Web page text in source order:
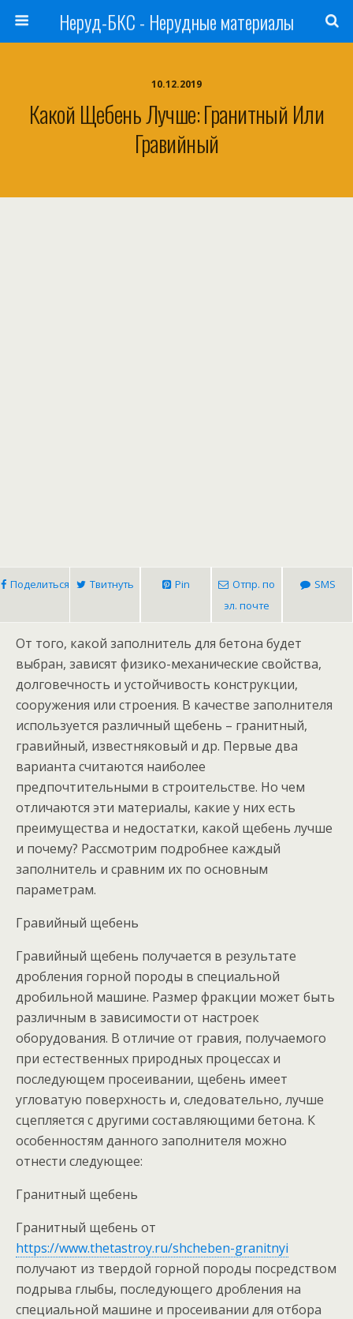
Неруд-БКС - Нерудные материалы
10.12.2019
Какой Щебень Лучше: Гранитный Или
Гравийный
Поделиться Твитнуть Pin
Отпр. по
эл. почте
SMS
От того, какой заполнитель для бетона будет
выбран, зависят физико-механические свойства,
долговечность и устойчивость конструкции,
сооружения или строения. В качестве заполнителя
используется различный щебень – гранитный,
гравийный, известняковый и др. Первые два
варианта считаются наиболее
предпочтительными в строительстве. Но чем
отличаются эти материалы, какие у них есть
преимущества и недостатки, какой щебень лучше
и почему? Рассмотрим подробнее каждый
заполнитель и сравним их по основным
параметрам.
Гравийный щебень
Гравийный щебень получается в результате
дробления горной породы в специальной
дробильной машине. Размер фракции может быть
различным в зависимости от настроек
оборудования. В отличие от гравия, получаемого
при естественных природных процессах и
последующем просеивании, щебень имеет
угловатую поверхность и, следовательно, лучше
сцепляется с другими составляющими бетона. К
особенностям данного заполнителя можно
отнести следующее:
Гранитный щебень
Гранитный щебень от
https://www.thetastroy.ru/shcheben-granitnyi
получают из твердой горной породы посредством
подрыва глыбы, последующего дробления на
специальной машине и просеивании для отбора